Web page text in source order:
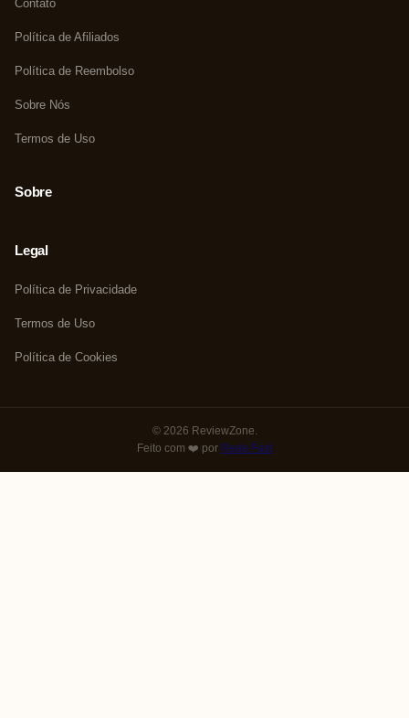
Contato
Política de Afiliados
Política de Reembolso
Sobre Nós
Termos de Uso
Sobre
Legal
Política de Privacidade
Termos de Uso
Política de Cookies
© 2026 ReviewZone.
Feito com ❤️ por Rede Fast